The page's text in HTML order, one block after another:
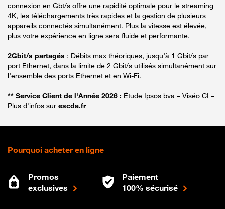
connexion en Gbt/s offre une rapidité optimale pour le streaming
4K, les téléchargements très rapides et la gestion de plusieurs
appareils connectés simultanément. Plus la vitesse est élevée,
plus votre expérience en ligne sera fluide et performante.
2Gbit/s partagés : Débits max théoriques, jusqu’à 1 Gbit/s par
port Ethernet, dans la limite de 2 Gbit/s utilisés simultanément sur
l’ensemble des ports Ethernet et en Wi-Fi.
** Service Client de l'Année 2026 : Étude Ipsos bva – Viséo CI –
Plus d'infos sur escda.fr
Pourquoi acheter en ligne
Promos
exclusives
Paiement
100% sécurisé